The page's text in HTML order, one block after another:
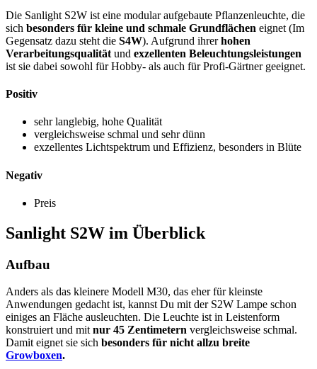
Die Sanlight S2W ist eine modular aufgebaute Pflanzenleuchte, die
sich besonders für kleine und schmale Grundflächen eignet (Im
Gegensatz dazu steht die S4W). Aufgrund ihrerhohen
Verarbeitungsqualität und exzellenten Beleuchtungsleistungen
ist sie dabei sowohl für Hobby- als auch für Profi-Gärtner geeignet.
Positiv
sehr langlebig, hohe Qualität
vergleichsweise schmal und sehr dünn
exzellentes Lichtspektrum und Effizienz, besonders in Blüte
Negativ
Preis
Sanlight S2W im Überblick
Aufbau
Anders als das kleinere Modell M30, das eher für kleinste
Anwendungen gedacht ist, kannst Du mit der S2W Lampe schon
einiges an Fläche ausleuchten. Die Leuchte ist in Leistenform
konstruiert und mitnur 45 Zentimetern vergleichsweise schmal.
Damit eignet sie sich besonders für nicht allzu breite
Growboxen.